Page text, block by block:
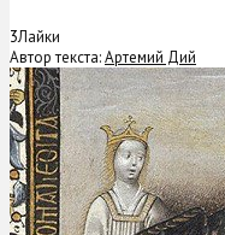
3Лайки
Автор текста:Артемий Дий